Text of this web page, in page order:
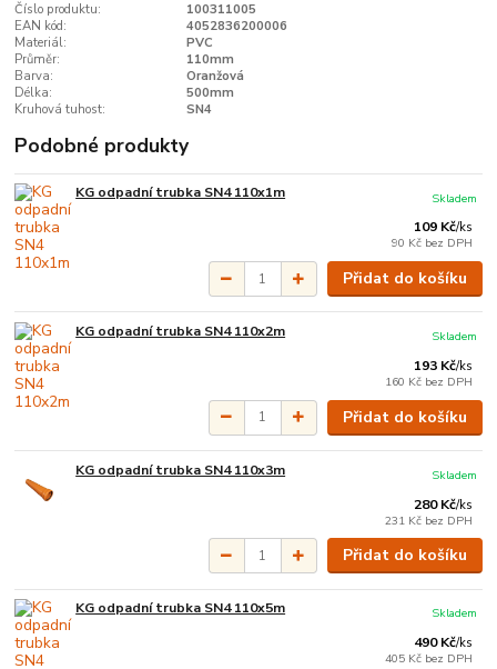
Číslo produktu:
100311005
EAN kód:
4052836200006
Materiál:
PVC
Průměr:
110mm
Barva:
Oranžová
Délka:
500mm
Kruhová tuhost:
SN4
Podobné produkty
KG odpadní trubka SN4 110x1m
109 Kč/ks
90 Kč bez DPH
Skladem
Přidat do košíku
KG odpadní trubka SN4 110x2m
193 Kč/ks
160 Kč bez DPH
Skladem
Přidat do košíku
KG odpadní trubka SN4 110x3m
280 Kč/ks
231 Kč bez DPH
Skladem
Přidat do košíku
KG odpadní trubka SN4 110x5m
490 Kč/ks
405 Kč bez DPH
Skladem